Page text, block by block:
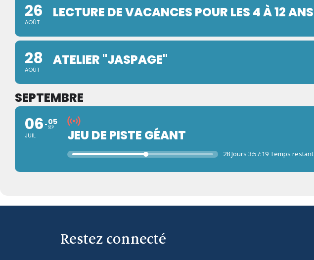
26
AOÛT
LECTURE DE VACANCES POUR LES 4 À 12 ANS
28
AOÛT
ATELIER "JASPAGE"
SEPTEMBRE
06
JUIL
05
SEP JEU DE PISTE GÉANT
28 Jours 3:57:18 Temps restant
Restez connecté